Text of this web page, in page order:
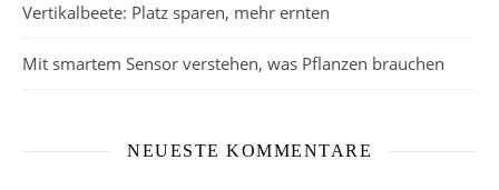
Vertikalbeete: Platz sparen, mehr ernten
Mit smartem Sensor verstehen, was Pflanzen brauchen
NEUESTE KOMMENTARE